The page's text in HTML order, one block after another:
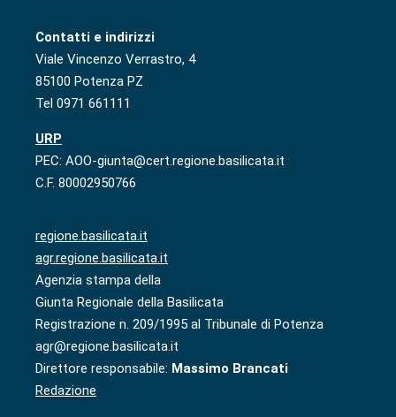
Contatti e indirizzi
Viale Vincenzo Verrastro, 4
85100 Potenza PZ
Tel 0971 661111
URP
PEC: AOO-giunta@cert.regione.basilicata.it
C.F. 80002950766
regione.basilicata.it
agr.regione.basilicata.it
Agenzia stampa della
Giunta Regionale della Basilicata
Registrazione n. 209/1995 al Tribunale di Potenza
agr@regione.basilicata.it
Direttore responsabile: Massimo Brancati
Redazione